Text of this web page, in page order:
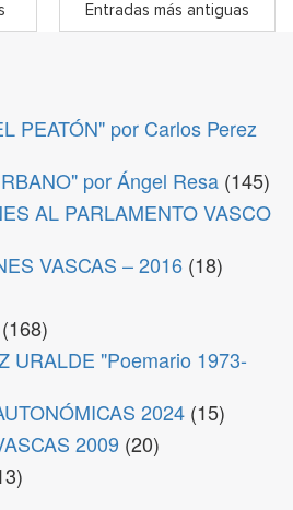
Entradas más antiguas
PEATÓN" por Carlos Perez
por Ángel Resa (145)
AL PARLAMENTO VASCO
VASCAS – 2016 (18)
(168)
URALDE "Poemario 1973-
2024 (15)
2009 (20)